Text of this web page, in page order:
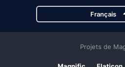
Français
Projets de